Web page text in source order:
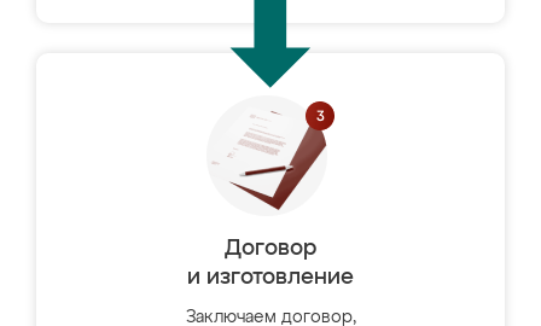
Договор
и изготовление
Заключаем договор,